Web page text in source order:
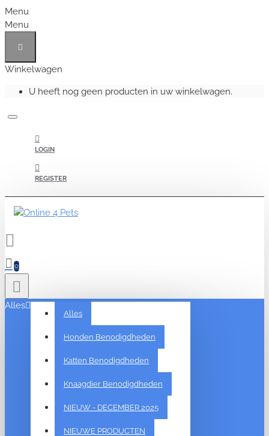
Menu
Menu
Winkelwagen
U heeft nog geen producten in uw winkelwagen.
LOGIN
REGISTER
0
Alles
Alles
Honden Benodigdheden
Katten Benodigdheden
Knaagdier Benodigdheden
NIEUW - DECEMBER 2025
NIEUWE PRODUCTEN